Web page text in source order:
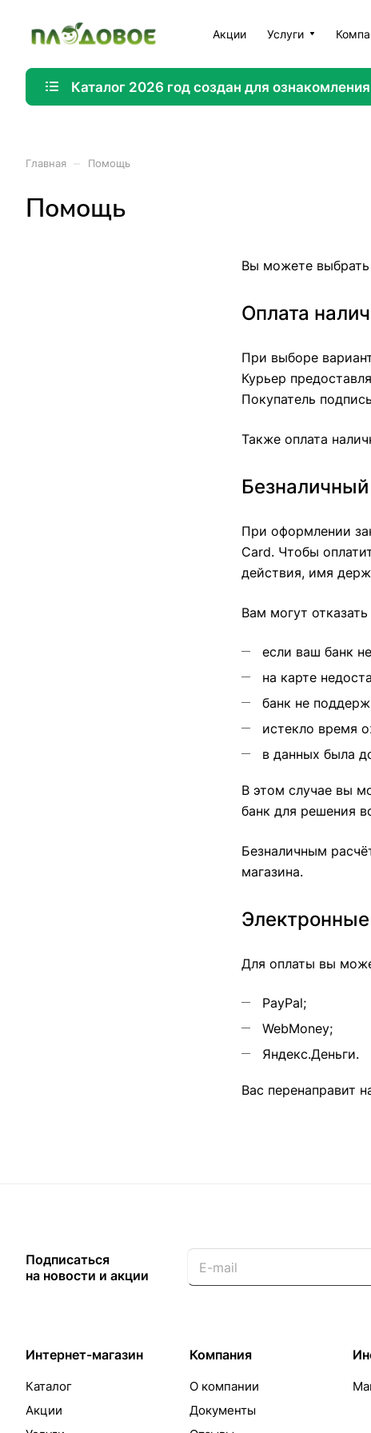
Акции Услуги
Каталог 2026 год создан для ознакомления
Главная Помощь
Помощь
Вы можете выбрать
Оплата
При выборе
Курьер
Покупатель
Также оплата
При оформлении
Card. Чтобы
действия, имя
Вам могут
если ваш банк
на карте
банк не
истекло время
в данных была
В этом случае вы
банк для решения
Безналичным
магазина.
Для оплаты вы
PayPal;
WebMoney;
Яндекс.Деньги.
Вас перенаправит
Подписаться
на новости и акции
Интернет-магазин
Каталог
Акции
Компания
О компании
Документы